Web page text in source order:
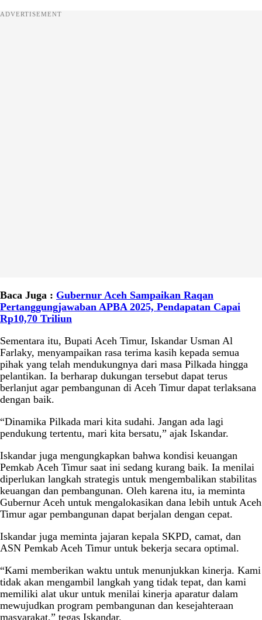
ADVERTISEMENT
Baca Juga : Gubernur Aceh Sampaikan Raqan
Pertanggungjawaban APBA 2025, Pendapatan Capai
Rp10,70 Triliun
Sementara itu, Bupati Aceh Timur, Iskandar Usman Al
Farlaky, menyampaikan rasa terima kasih kepada semua
pihak yang telah mendukungnya dari masa Pilkada hingga
pelantikan. Ia berharap dukungan tersebut dapat terus
berlanjut agar pembangunan di Aceh Timur dapat terlaksana
dengan baik.
“Dinamika Pilkada mari kita sudahi. Jangan ada lagi
pendukung tertentu, mari kita bersatu,” ajak Iskandar.
Iskandar juga mengungkapkan bahwa kondisi keuangan
Pemkab Aceh Timur saat ini sedang kurang baik. Ia menilai
diperlukan langkah strategis untuk mengembalikan stabilitas
keuangan dan pembangunan. Oleh karena itu, ia meminta
Gubernur Aceh untuk mengalokasikan dana lebih untuk Aceh
Timur agar pembangunan dapat berjalan dengan cepat.
Iskandar juga meminta jajaran kepala SKPD, camat, dan
ASN Pemkab Aceh Timur untuk bekerja secara optimal.
“Kami memberikan waktu untuk menunjukkan kinerja. Kami
tidak akan mengambil langkah yang tidak tepat, dan kami
memiliki alat ukur untuk menilai kinerja aparatur dalam
mewujudkan program pembangunan dan kesejahteraan
masyarakat,” tegas Iskandar.